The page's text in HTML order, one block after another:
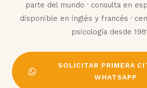
parte del mundo · consulta en
disponible en inglés y francés ·
psicología desde
SOLICITAR PRIMERA
WHATSAPP